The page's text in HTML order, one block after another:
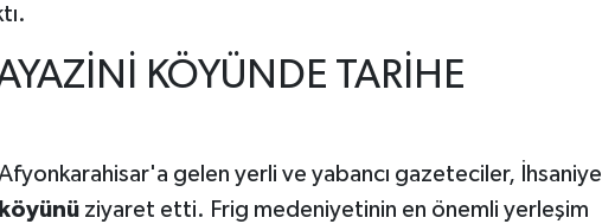
KÖYÜNDE TARİHE
gelen yerli ve yabancı gazeteciler, İhsaniye
ziyaret etti. Frig medeniyetinin en önemli yerleşim